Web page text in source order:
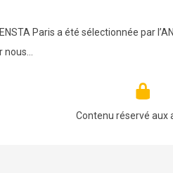
Paris a été sélectionnée par
nous…
Contenu réservé aux